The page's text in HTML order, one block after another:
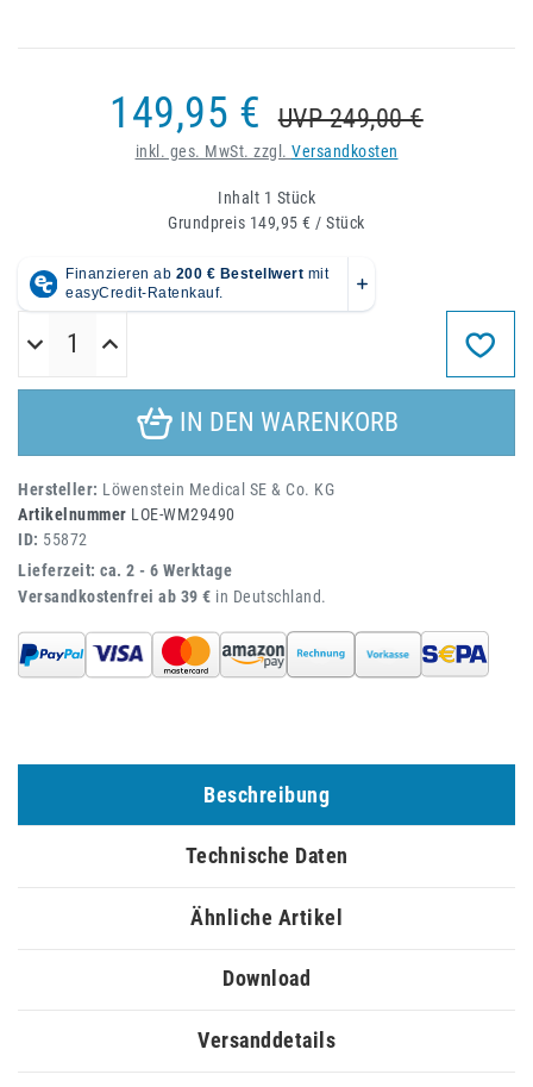
149,95 € UVP 249,00 €
inkl. ges. MwSt. zzgl. Versandkosten
Inhalt 1 Stück
Grundpreis 149,95 € / Stück
IN DEN WARENKORB
Hersteller: Löwenstein Medical SE & Co. KG
Artikelnummer LOE-WM29490
ID: 55872
Lieferzeit: ca. 2 - 6 Werktage
Versandkostenfrei ab 39 € in Deutschland.
Beschreibung
Technische Daten
Ähnliche Artikel
Download
Versanddetails